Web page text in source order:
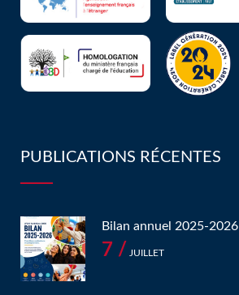
PUBLICATIONS RÉCENTES
Bilan annuel 2025-2026
7 / JUILLET